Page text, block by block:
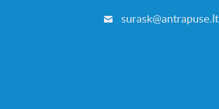
surask@antrapuse.lt